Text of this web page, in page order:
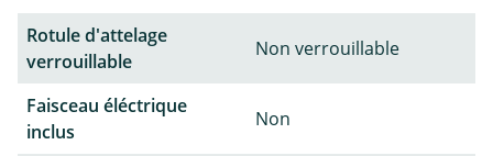
Rotule d'attelage
verrouillable
Non verrouillable
Faisceau éléctrique
inclus
Non